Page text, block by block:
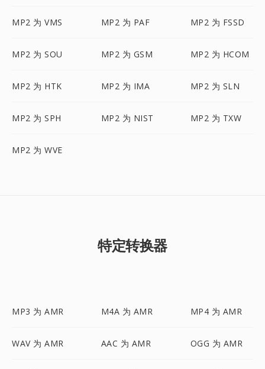
MP2 为 VMS MP2 为 PAF MP2 为 FSSD
MP2 为 SOU MP2 为 GSM MP2 为 HCOM
MP2 为 HTK MP2 为 IMA MP2 为 SLN
MP2 为 SPH MP2 为 NIST MP2 为 TXW
MP2 为 WVE
特定转换器
MP3 为 AMR M4A 为 AMR MP4 为 AMR
WAV 为 AMR AAC 为 AMR OGG 为 AMR